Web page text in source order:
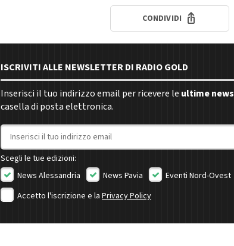
CONDIVIDI
ISCRIVITI ALLE NEWSLETTER DI RADIO GOLD
Inserisci il tuo indirizzo email per ricevere le ultime news
casella di posta elettronica.
Indirizzo email
Scegli le tue edizioni:
News Alessandria
News Pavia
Eventi Nord-Ovest
Accetto l'iscrizione e la Privacy Policy